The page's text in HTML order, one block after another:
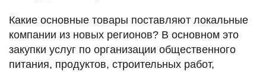
Какие основные товары поставляют локальные
компании из новых регионов? В основном это
закупки услуг по организации общественного
питания, продуктов, строительных работ,